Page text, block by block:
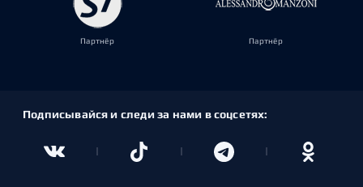
Партнёр Партнёр
Подписывайся и следи за нами в соцсетях: